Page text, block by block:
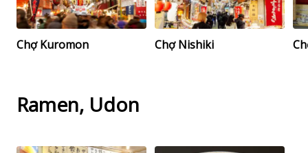
Chợ Kuromon Chợ Nishiki
Ramen, Udon